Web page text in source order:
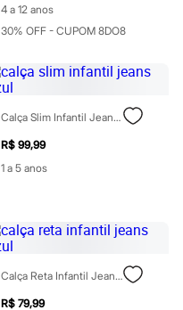
4 a 12 anos
30% OFF - CUPOM 8DO8
Calça Slim Infantil Jeans Azul
R$ 99,99
1 a 5 anos
Calça Reta Infantil Jeans Azul
R$ 79,99